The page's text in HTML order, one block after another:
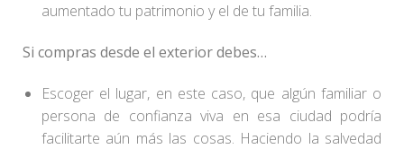
aumentado tu patrimonio y el de tu familia.
Si compras desde el exterior debes…
Escoger el lugar, en este caso, que algún familiar o
persona de confianza viva en esa ciudad podría
facilitarte aún más las cosas. Haciendo la salvedad